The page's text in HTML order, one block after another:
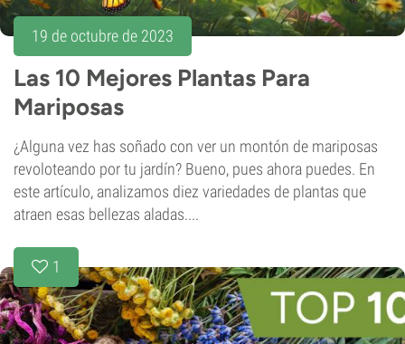
19 de octubre de 2023
Las 10 Mejores Plantas Para
Mariposas
¿Alguna vez has soñado con ver un montón de mariposas
revoloteando por tu jardín? Bueno, pues ahora puedes. En
este artículo, analizamos diez variedades de plantas que
atraen esas bellezas aladas....
1